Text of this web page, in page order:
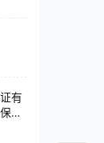
有
护